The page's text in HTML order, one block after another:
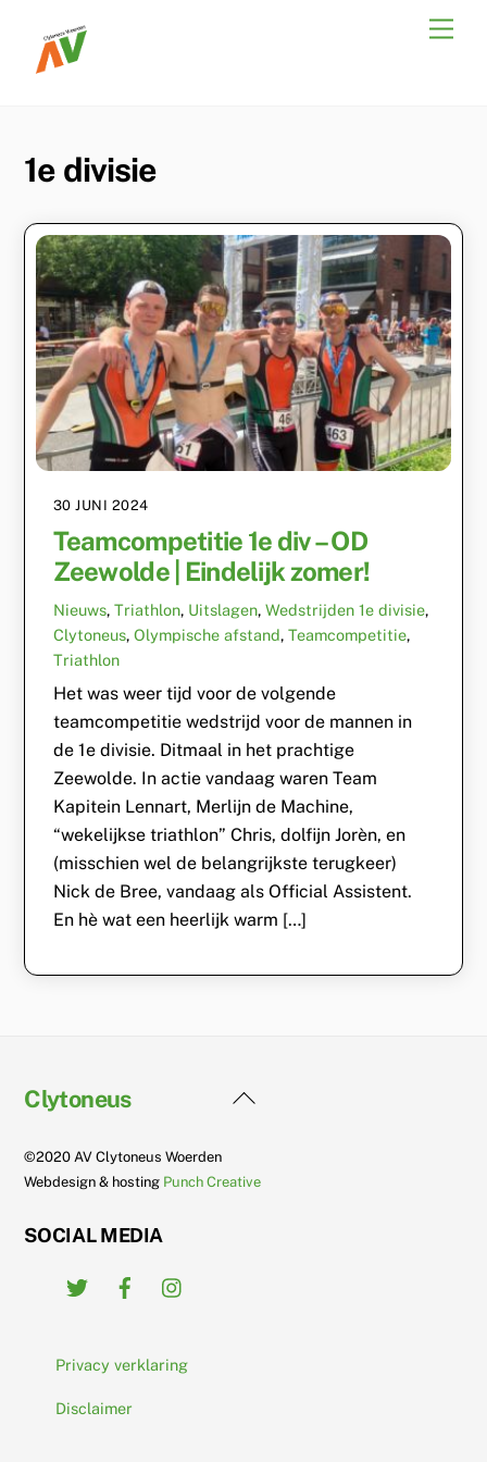
content
1e divisie
30 JUNI 2024
Teamcompetitie 1e div – OD
Zeewolde | Eindelijk zomer!
Nieuws, Triathlon, Uitslagen, Wedstrijden 1e divisie,
Clytoneus, Olympische afstand, Teamcompetitie,
Triathlon
Het was weer tijd voor de volgende
teamcompetitie wedstrijd voor de mannen in
de 1e divisie. Ditmaal in het prachtige
Zeewolde. In actie vandaag waren Team
Kapitein Lennart, Merlijn de Machine,
“wekelijkse triathlon” Chris, dolfijn Jorèn, en
(misschien wel de belangrijkste terugkeer)
Nick de Bree, vandaag als Official Assistent.
En hè wat een heerlijk warm […]
Back
Clytoneus
©2020 AV Clytoneus Woerden
Webdesign & hosting Punch Creative
SOCIAL MEDIA
Twitter
Privacy verklaring
Disclaimer